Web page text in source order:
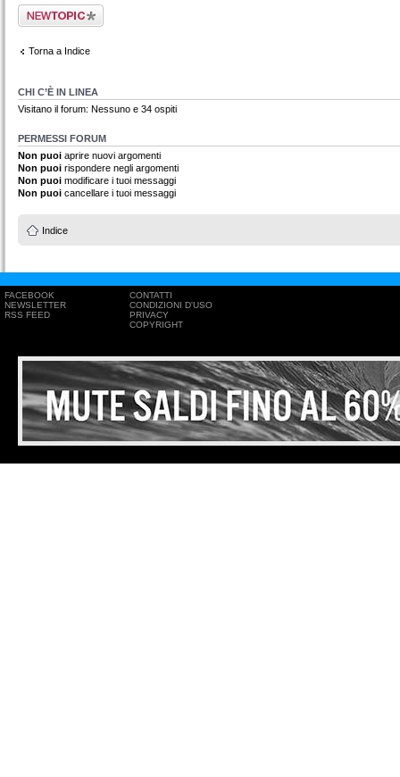
Scrivi un nuovo
argomento
Torna a Indice
CHI C’È IN LINEA
Visitano il forum: Nessuno e 34 ospiti
PERMESSI FORUM
Non puoi aprire nuovi argomenti
Non puoi rispondere negli argomenti
Non puoi modificare i tuoi messaggi
Non puoi cancellare i tuoi messaggi
Indice
FACEBOOK
NEWSLETTER
RSS FEED
CONTATTI
CONDIZIONI D'USO
PRIVACY
COPYRIGHT